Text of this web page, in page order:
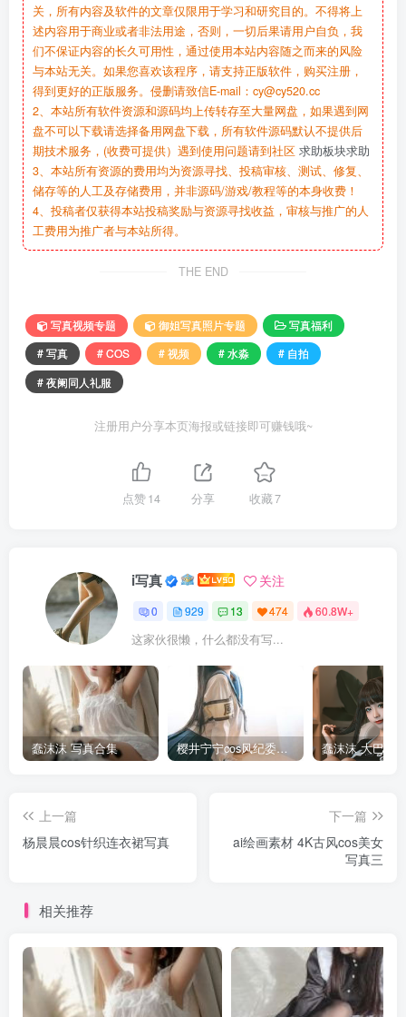
关，所有内容及软件的文章仅限用于学习和研究目的。不得将上
述内容用于商业或者非法用途，否则，一切后果请用户自负，我
们不保证内容的长久可用性，通过使用本站内容随之而来的风险
与本站无关。如果您喜欢该程序，请支持正版软件，购买注册，
得到更好的正版服务。侵删请致信E-mail：cy@cy520.cc
2、本站所有软件资源和源码均上传转存至大量网盘，如果遇到网
盘不可以下载请选择备用网盘下载，所有软件源码默认不提供后
期技术服务，(收费可提供）遇到使用问题请到社区 求助板块求助
3、本站所有资源的费用均为资源寻找、投稿审核、测试、修复、
储存等的人工及存储费用，并非源码/游戏/教程等的本身收费！
4、投稿者仅获得本站投稿奖励与资源寻找收益，审核与推广的人
工费用为推广者与本站所得。
THE END
写真视频专题 御姐写真照片专题
写真福利
# 写真
# COS # 视频 # 水淼
# 自拍
# 夜阑同人礼服
注册用户分享本页海报或链接即可赚钱哦~
点赞14 分享 收藏7
i写真 关注
0 929 13 474 60.8W+
这家伙很懒，什么都没有写...
蠢沫沫 写真合集 樱井宁宁cos风纪委员写真套图
上一篇
杨晨晨cos针织连衣裙写真
下一篇
ai绘画素材 4K古风cos美女
写真三
相关推荐